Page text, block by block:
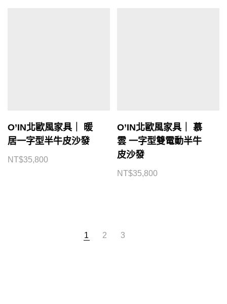
O’IN北歐風家具｜ 暖
居一字型半牛皮沙發
NT$35,800
O’IN北歐風家具｜ 慕
雲 一字型雙電動半牛
皮沙發
NT$35,800
1 2 3